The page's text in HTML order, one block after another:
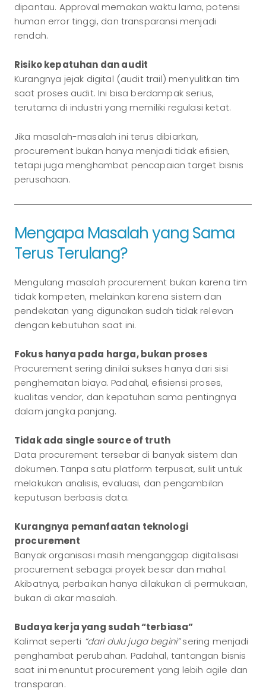
dipantau. Approval memakan waktu lama, potensi
human error tinggi, dan transparansi menjadi
rendah.
Risiko kepatuhan dan audit
Kurangnya jejak digital (audit trail) menyulitkan tim
saat proses audit. Ini bisa berdampak serius,
terutama di industri yang memiliki regulasi ketat.
Jika masalah-masalah ini terus dibiarkan,
procurement bukan hanya menjadi tidak efisien,
tetapi juga menghambat pencapaian target bisnis
perusahaan.
Mengapa Masalah yang Sama
Terus Terulang?
Mengulang masalah procurement bukan karena tim
tidak kompeten, melainkan karena sistem dan
pendekatan yang digunakan sudah tidak relevan
dengan kebutuhan saat ini.
Fokus hanya pada harga, bukan proses
Procurement sering dinilai sukses hanya dari sisi
penghematan biaya. Padahal, efisiensi proses,
kualitas vendor, dan kepatuhan sama pentingnya
dalam jangka panjang.
Tidak ada single source of truth
Data procurement tersebar di banyak sistem dan
dokumen. Tanpa satu platform terpusat, sulit untuk
melakukan analisis, evaluasi, dan pengambilan
keputusan berbasis data.
Kurangnya pemanfaatan teknologi
procurement
Banyak organisasi masih menganggap digitalisasi
procurement sebagai proyek besar dan mahal.
Akibatnya, perbaikan hanya dilakukan di permukaan,
bukan di akar masalah.
Budaya kerja yang sudah “terbiasa”
Kalimat seperti “dari dulu juga begini”sering menjadi
penghambat perubahan. Padahal, tantangan bisnis
saat ini menuntut procurement yang lebih agile dan
transparan.